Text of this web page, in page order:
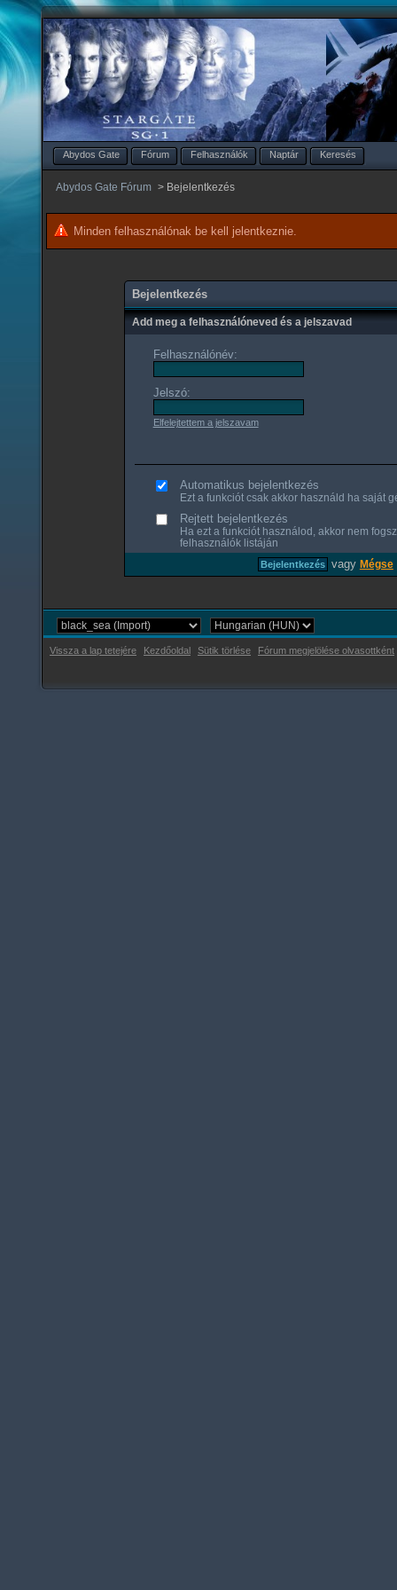
Abydos Gate Fórum Felhasználók Naptár Keresés
Abydos Gate Fórum > Bejelentkezés
Minden felhasználónak be kell jelentkeznie.
Bejelentkezés
Add meg a felhasználóneved és a jelszavad
Felhasználónév:
Jelszó:
Elfelejtettem a jelszavam
Automatikus bejelentkezés
Ezt a funkciót csak akkor használd ha saját
Rejtett bejelentkezés
Ha ezt a funkciót használod, akkor nem
felhasználók listáján
vagy Mégse
Vissza a lap tetejére Kezdőoldal Sütik törlése Fórum megjelölése olvasottként